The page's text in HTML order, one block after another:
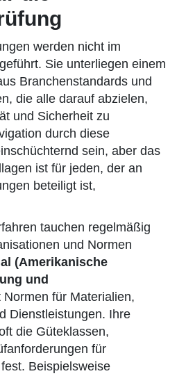
werden nicht im
Sie unterliegen einem
Branchenstandards und
die alle darauf abzielen,
und Sicherheit zu
durch diese
sein, aber das
ist für jeden, der an
beteiligt ist,
tauchen regelmäßig
und Normen
(Amerikanische
und
Normen für Materialien,
Dienstleistungen. Ihre
die Güteklassen,
für
Beispielsweise